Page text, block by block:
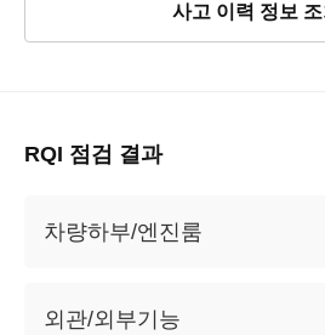
사고 이력 정보 조
RQI 점검 결과
차량하부/엔진룸
외관/외부기능